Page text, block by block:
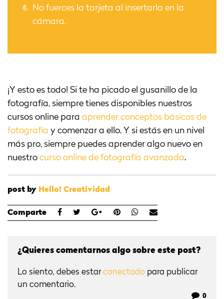
No fuerces la tarjeta al insertarla en la
cámara.
¡Y esto es todo! Si te ha picado el gusanillo de la
fotografía, siempre tienes disponibles nuestros
cursos online para aprender conceptos básicos de
fotografía y comenzar a ello. Y si estás en un nivel
más pro, siempre puedes aprender algo nuevo en
nuestro curso online de fotografía avanzada.
post by Hello! Creatividad
Comparte
¿Quieres comentarnos algo sobre este post?
Lo siento, debes estarconectado para publicar
un comentario.
0